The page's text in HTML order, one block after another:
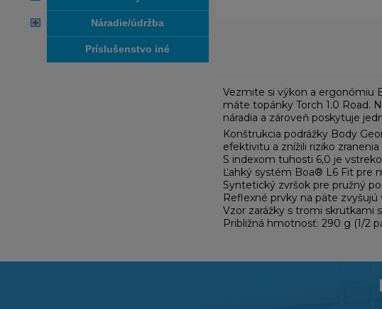
náradie/údržba
príslušenstvo iné
Vezmite si výkon a ergonómiu
máte topánky Torch 1.0 Road.
náradia a zároveň poskytuje
Konštrukcia podrážky Body
efektivitu a znížili riziko
S indexom tuhosti 6,0 je
Ľahký systém Boa® L6 Fit pre
Syntetický zvršok pre pružný
Reflexné prvky na päte
Vzor zarážky s tromi skrutkami
Približná hmotnosť: 290 g (1/2